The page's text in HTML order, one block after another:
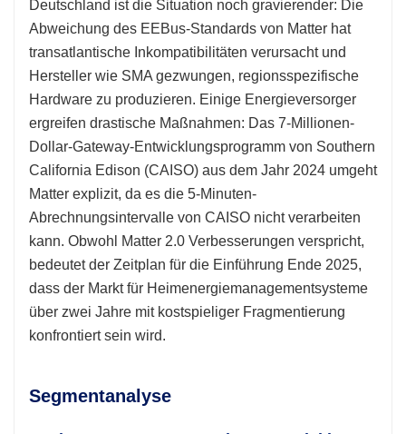
Deutschland ist die Situation noch gravierender: Die
Abweichung des EEBus-Standards von Matter hat
transatlantische Inkompatibilitäten verursacht und
Hersteller wie SMA gezwungen, regionsspezifische
Hardware zu produzieren. Einige Energieversorger
ergreifen drastische Maßnahmen: Das 7-Millionen-
Dollar-Gateway-Entwicklungsprogramm von Southern
California Edison (CAISO) aus dem Jahr 2024 umgeht
Matter explizit, da es die 5-Minuten-
Abrechnungsintervalle von CAISO nicht verarbeiten
kann. Obwohl Matter 2.0 Verbesserungen verspricht,
bedeutet der Zeitplan für die Einführung Ende 2025,
dass der Markt für Heimenergiemanagementsysteme
über zwei Jahre mit kostspieliger Fragmentierung
konfrontiert sein wird.
Segmentanalyse